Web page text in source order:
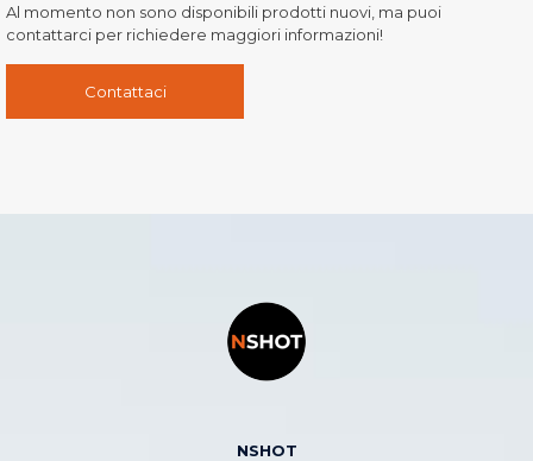
Al momento non sono disponibili prodotti nuovi, ma puoi
contattarci per richiedere maggiori informazioni!
Contattaci
NSHOT